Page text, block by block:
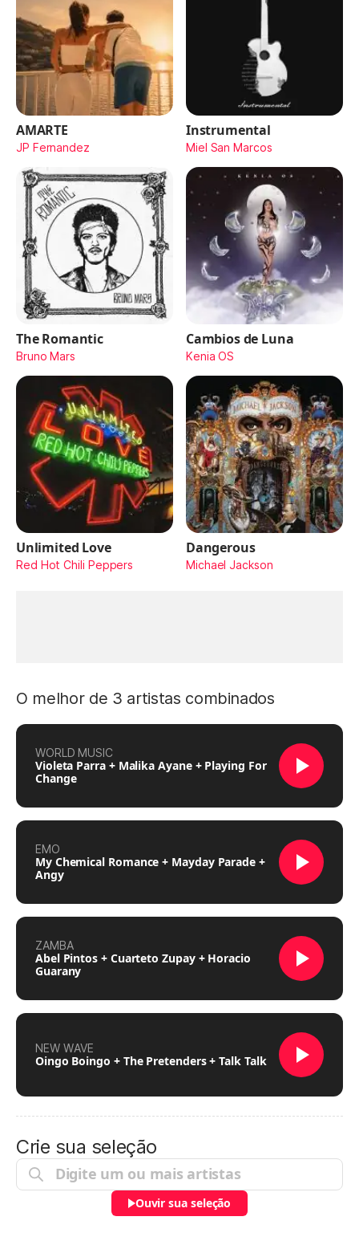
AMARTE
JP Fernandez
Instrumental
Miel San Marcos
The Romantic
Bruno Mars
Cambios de Luna
Kenia OS
Unlimited Love
Red Hot Chili Peppers
Dangerous
Michael Jackson
O melhor de 3 artistas combinados
WORLD MUSIC
Violeta Parra + Malika Ayane + Playing For
Change
EMO
My Chemical Romance + Mayday Parade +
Angy
ZAMBA
Abel Pintos + Cuarteto Zupay + Horacio
Guarany
NEW WAVE
Oingo Boingo + The Pretenders + Talk Talk
Crie sua seleção
Ouvir sua seleção